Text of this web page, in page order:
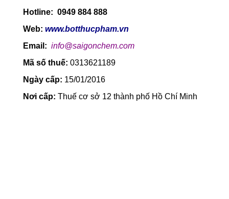
Hotline: 0949 884 888
Web: www.botthucpham.vn
Email: info@saigonchem.com
Mã số thuế: 0313621189
Ngày cấp: 15/01/2016
Nơi cấp: Thuế cơ sở 12 thành phố Hồ Chí Minh